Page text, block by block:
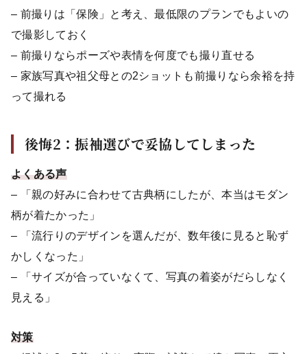
– 前撮りは「保険」と考え、最低限のプランでもよいの
で撮影しておく
– 前撮りならポーズや表情を何度でも撮り直せる
– 家族写真や祖父母との2ショットも前撮りなら余裕を持
って撮れる
後悔2：振袖選びで妥協してしまった
よくある声
– 「親の好みに合わせて古典柄にしたが、本当はモダン
柄が着たかった」
– 「流行りのデザインを選んだが、数年後に見ると恥ず
かしくなった」
– 「サイズが合っていなくて、写真の着姿がだらしなく
見える」
対策